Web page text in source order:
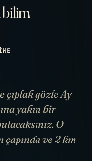
bilim
çıplak gözle Ay
yakın bir
O
ve 2 km